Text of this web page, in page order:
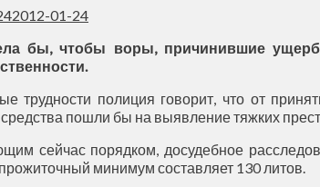
2012-01-24
бы, чтобы воры, причинившие
полиция говорит, что от
пошли бы на выявление тяжких
сейчас порядком, досудебное
минимум составляет 130 литов.